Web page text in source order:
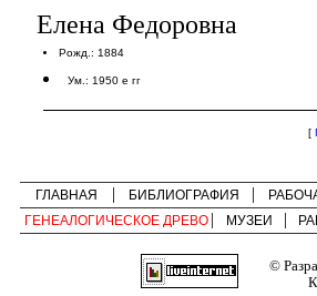
Елена Федоровна
Рожд.: 1884
Ум.: 1950 е гг
[
ГЛАВНАЯ БИБЛИОГРАФИЯ
ГЕНЕАЛОГИЧЕСКОЕ ДРЕВО
МУЗЕИ
©